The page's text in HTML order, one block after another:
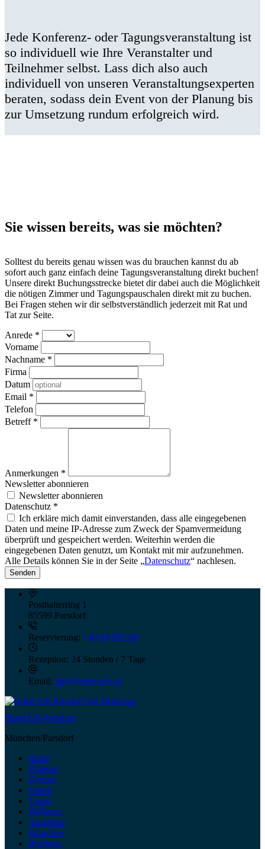
Jede Konferenz- oder Tagungsveranstaltung ist
so individuell wie Ihre Veranstalter und
Teilnehmer selbst. Lass dich also auch
individuell von unseren Veranstaltungsexperten
beraten, sodass dein Event von der Planung bis
zur Umsetzung rundum erfolgreich wird.
Sie wissen bereits, was sie möchten?
Solltest du bereits genau wissen was du brauchen kannst du ab
sofort auch ganz einfach deine Tagungsveranstaltung direkt buchen!
Unsere direkt Buchungsstrecke bietet dir dabei auch die Möglichkeit
die nötigen Zimmer und Tagungspauschalen direkt mit zu buchen.
Bei Fragen stehen wir dir selbstverständlich jederzeit mit Rat und
Tat zur Seite.
Anrede *
Vorname
Nachname *
Firma
Datum
Email *
Telefon
Betreff *
Anmerkungen *
Newsletter abonnieren
Newsletter abonnieren
Datenschutz *
Ich erkläre mich damit einverstanden, dass alle eingegebenen
Daten und meine IP-Adresse zum Zweck der Spamvermeidung
überprüft und gespeichert werden. Weiterhin werden die
eingegebenen Daten genutzt, um Kontakt mit mir aufzunehmen.
Alle Details können Sie in der Seite „Datenschutz“ nachlesen.
Senden
Posthalterring 1
85599 Parsdorf
Reservierung: +49 89 991100
Rezeption: 24 Stunden / 7 Tage
Email: info@hotel-erb.de
Hotel Erb Parsdorf
München/Parsdorf
Hotel
Zimmer
Genuss
Feiern
Tagen
Wellness
Angebote
München
Business